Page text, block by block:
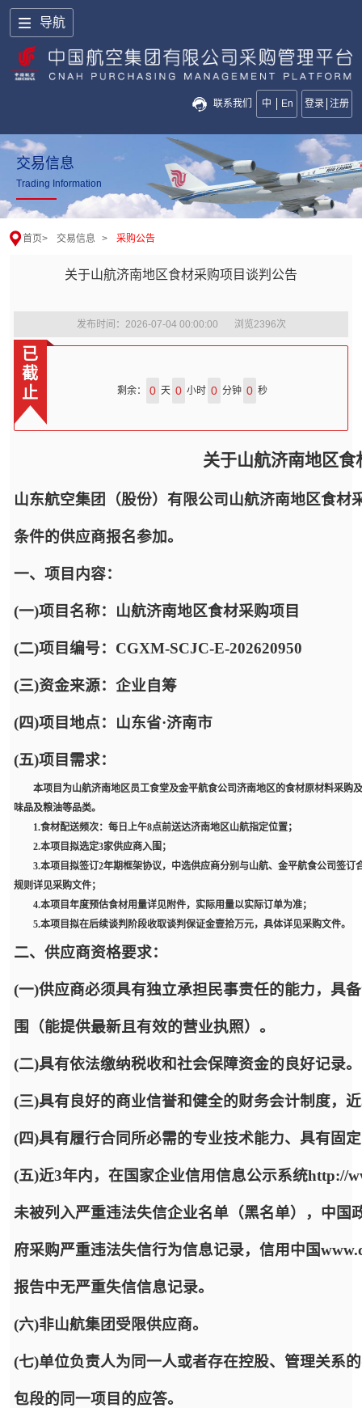
导航
联系我们 中 En 登录 注册
交易信息
Trading Information
首页> 交易信息 > 采购公告
关于山航济南地区食材采购项目谈判公告
发布时间：2026-07-04 00:00:00 浏览2396次
已
截
止
剩余： 0 天 0 小时 0 分钟 0 秒
关于山航济南地区
山东航空集团（股份）有限公司山航济南地区食
条件的供应商报名参加。
一、项目内容：
(一)项目名称：山航济南地区食材采购项目
(二)项目编号：CGXM-SCJC-E-202620950
(三)资金来源：企业自筹
(四)项目地点：山东省·济南市
(五)项目需求：
本项目为山航济南地区员工食堂及金平航食公司济南地区的食材原材料采购
味品及粮油等品类。
1.食材配送频次：每日上午8点前送达济南地区山航指定位置；
2.本项目拟选定3家供应商入围；
3.本项目拟签订2年期框架协议，中选供应商分别与山航、金平航食公司签订
规则详见采购文件；
4.本项目年度预估食材用量详见附件，实际用量以实际订单为准；
5.本项目拟在后续谈判阶段收取谈判保证金壹拾万元，具体详见采购文件。
二、供应商资格要求：
(一)供应商必须具有独立承担民事责任的能力，具
围（能提供最新且有效的营业执照）。
(二)具有依法缴纳税收和社会保障资金的良好记录。
(三)具有良好的商业信誉和健全的财务会计制度，
(四)具有履行合同所必需的专业技术能力、具有固
(五)近3年内，在国家企业信用信息公示系统http://
未被列入严重违法失信企业名单（黑名单），中国
府采购严重违法失信行为信息记录，信用中国
报告中无严重失信信息记录。
(六)非山航集团受限供应商。
(七)单位负责人为同一人或者存在控股、管理关系
包段的同一项目的应答。